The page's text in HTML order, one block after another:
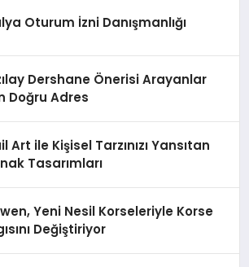
Oturum İzni Danışmanlığı
Dershane Önerisi Arayanlar
Doğru Adres
Art ile Kişisel Tarzınızı Yansıtan
Tasarımları
Yeni Nesil Korseleriyle Korse
Değiştiriyor